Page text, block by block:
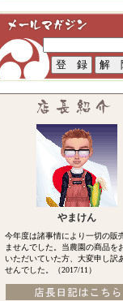
やまけん
今年度は諸事情により一切の販
ませんでした。当農園の商品を
いただいていた方、大変申し訳
せんでした。（2017/11）